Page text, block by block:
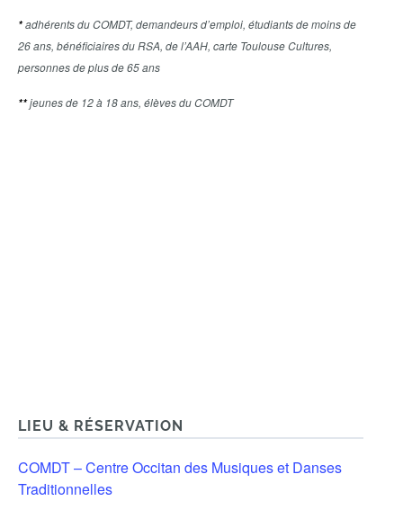
*adhérents du COMDT, demandeurs d’emploi, étudiants de moins de
26 ans, bénéficiaires du RSA, de l’AAH, carte Toulouse Cultures,
personnes de plus de 65 ans
**jeunes de 12 à 18 ans, élèves du COMDT
LIEU & RÉSERVATION
COMDT – Centre Occitan des Musiques et Danses
Traditionnelles